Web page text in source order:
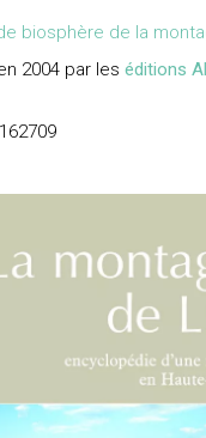
biosphère de la
2004 par les éditions